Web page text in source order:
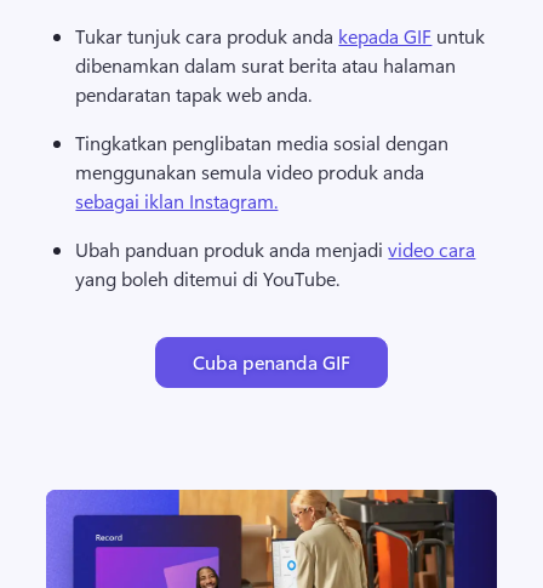
Tukar tunjuk cara produk anda kepada GIF untuk
dibenamkan dalam surat berita atau halaman
pendaratan tapak web anda.
Tingkatkan penglibatan media sosial dengan
menggunakan semula video produk anda
sebagai iklan Instagram.
Ubah panduan produk anda menjadi video cara
yang boleh ditemui di YouTube.
Cuba penanda GIF